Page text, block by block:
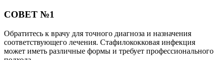
СОВЕТ №1
Обратитесь к врачу для точного диагноза и назначения
соответствующего лечения. Стафилококковая инфекция
может иметь различные формы и требует профессионального